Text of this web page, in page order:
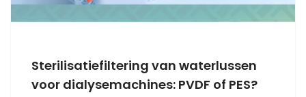
Sterilisatiefiltering van waterlussen
voor dialysemachines: PVDF of PES?